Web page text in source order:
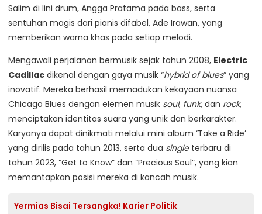
Salim di lini drum, Angga Pratama pada bass, serta
sentuhan magis dari pianis difabel, Ade Irawan, yang
memberikan warna khas pada setiap melodi.
Mengawali perjalanan bermusik sejak tahun 2008, Electric
Cadillac dikenal dengan gaya musik “hybrid of blues” yang
inovatif. Mereka berhasil memadukan kekayaan nuansa
Chicago Blues dengan elemen musik soul, funk, dan rock,
menciptakan identitas suara yang unik dan berkarakter.
Karyanya dapat dinikmati melalui mini album ‘Take a Ride’
yang dirilis pada tahun 2013, serta dua singleterbaru di
tahun 2023, “Get to Know” dan “Precious Soul”, yang kian
memantapkan posisi mereka di kancah musik.
Yermias Bisai Tersangka! Karier Politik